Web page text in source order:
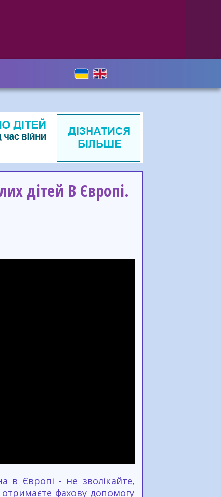
дітей В Європі.
в Європі - не зволікайте,
фахову допомогу